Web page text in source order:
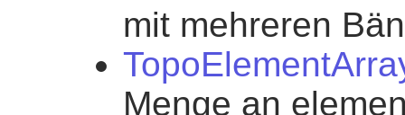
mit mehreren
Menge an